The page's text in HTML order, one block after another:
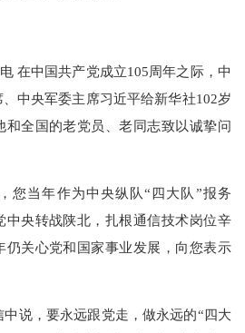
在中国共产党成立105周年之际，中
中央军委主席习近平给新华社102岁
和全国的老党员、老同志致以诚挚问
您当年作为中央纵队“四大队”报务
中央转战陕北，扎根通信技术岗位辛
仍关心党和国家事业发展，向您表示
说，要永远跟党走，做永远的“四大